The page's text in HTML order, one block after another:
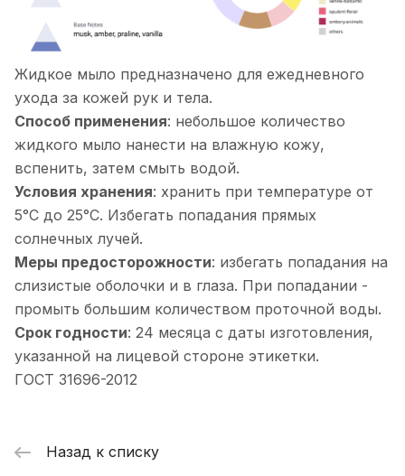
Жидкое мыло предназначено для ежедневного
ухода за кожей рук и тела.
Способ применения: небольшое количество
жидкого мыло нанести на влажную кожу,
вспенить, затем смыть водой.
Условия хранения: хранить при температуре от
5°С до 25°С. Избегать попадания прямых
солнечных лучей.
Меры предосторожности: избегать попадания на
слизистые оболочки и в глаза. При попадании -
промыть большим количеством проточной воды.
Срок годности: 24 месяца с даты изготовления,
указанной на лицевой стороне этикетки.
ГОСТ 31696-2012
Назад к списку